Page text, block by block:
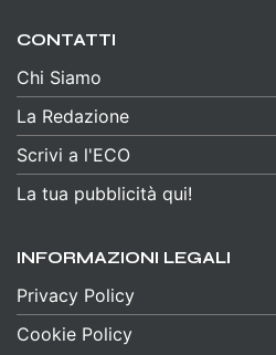
CONTATTI
Chi Siamo
La Redazione
Scrivi a l'ECO
La tua pubblicità qui!
INFORMAZIONI LEGALI
Privacy Policy
Cookie Policy